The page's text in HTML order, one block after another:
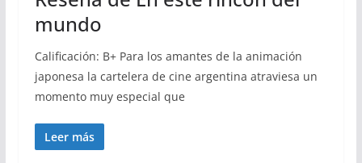
mundo
Calificación: B+ Para los amantes de la animación
japonesa la cartelera de cine argentina atraviesa un
momento muy especial que
Leer más